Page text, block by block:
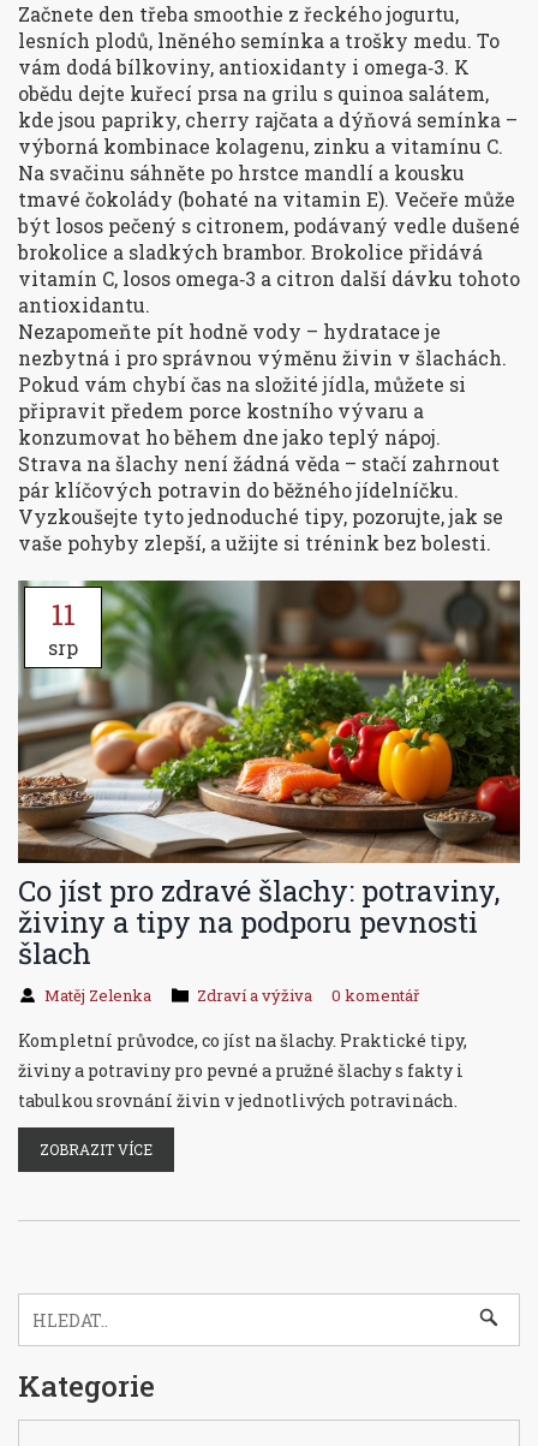
Začnete den třeba smoothie z řeckého jogurtu,
lesních plodů, lněného semínka a trošky medu. To
vám dodá bílkoviny, antioxidanty i omega‑3. K
obědu dejte kuřecí prsa na grilu s quinoa salátem,
kde jsou papriky, cherry rajčata a dýňová semínka –
výborná kombinace kolagenu, zinku a vitamínu C.
Na svačinu sáhněte po hrstce mandlí a kousku
tmavé čokolády (bohaté na vitamin E). Večeře může
být losos pečený s citronem, podávaný vedle dušené
brokolice a sladkých brambor. Brokolice přidává
vitamín C, losos omega‑3 a citron další dávku tohoto
antioxidantu.
Nezapomeňte pít hodně vody – hydratace je
nezbytná i pro správnou výměnu živin v šlachách.
Pokud vám chybí čas na složité jídla, můžete si
připravit předem porce kostního vývaru a
konzumovat ho během dne jako teplý nápoj.
Strava na šlachy není žádná věda – stačí zahrnout
pár klíčových potravin do běžného jídelníčku.
Vyzkoušejte tyto jednoduché tipy, pozorujte, jak se
vaše pohyby zlepší, a užijte si trénink bez bolesti.
11
srp
Co jíst pro zdravé šlachy: potraviny,
živiny a tipy na podporu pevnosti
šlach
Matěj Zelenka Zdraví a výživa 0 komentář
Kompletní průvodce, co jíst na šlachy. Praktické tipy,
živiny a potraviny pro pevné a pružné šlachy s fakty i
tabulkou srovnání živin v jednotlivých potravinách.
ZOBRAZIT VÍCE
Kategorie